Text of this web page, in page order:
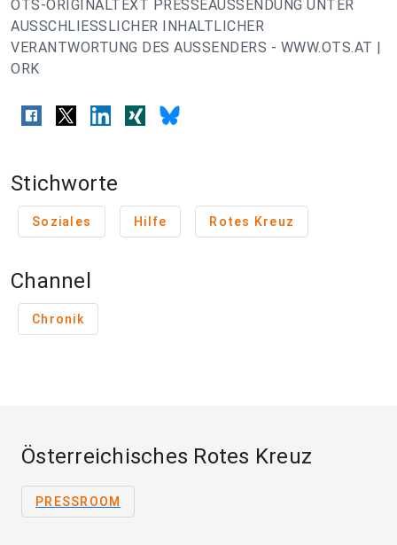
OTS-ORIGINALTEXT PRESSEAUSSENDUNG UNTER
AUSSCHLIESSLICHER INHALTLICHER
VERANTWORTUNG DES AUSSENDERS - WWW.OTS.AT |
ORK
Stichworte
Soziales Hilfe Rotes Kreuz
Channel
Chronik
Österreichisches Rotes Kreuz
PRESSROOM